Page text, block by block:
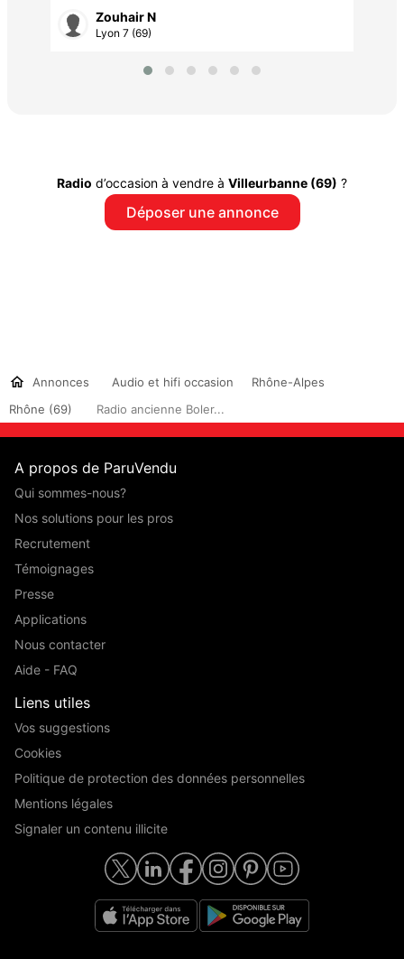
Zouhair N
Lyon 7 (69)
Radio d’occasion à vendre à Villeurbanne (69) ?
Déposer une annonce
Annonces Audio et hifi occasion
Rhône-Alpes
Rhône (69)
Radio ancienne Boler...
A propos de ParuVendu
Qui sommes-nous?
Nos solutions pour les pros
Recrutement
Témoignages
Presse
Applications
Nous contacter
Aide - FAQ
Liens utiles
Vos suggestions
Cookies
Politique de protection des données personnelles
Mentions légales
Signaler un contenu illicite